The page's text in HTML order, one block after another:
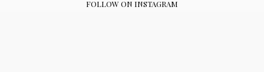
FOLLOW ON INSTAGRAM